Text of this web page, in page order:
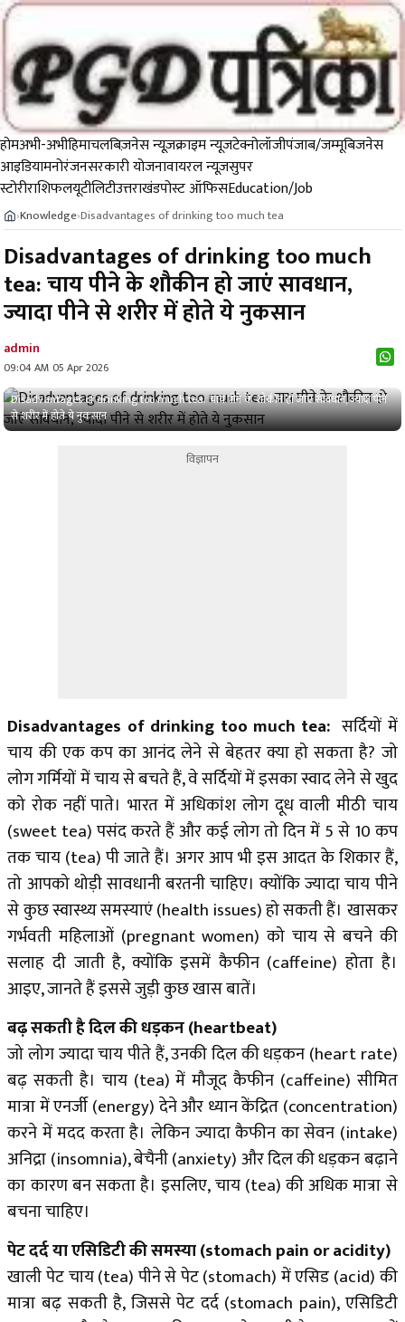
होमअभी-अभीहिमाचलबिज़नेस न्यूज़क्राइम न्यूजटेक्नोलॉजीपंजाब/जम्मूबिजनेस
आइडियामनोरंजनसरकारी योजनावायरल न्यूज़सुपर
स्टोरीराशिफलयूटीलिटीउत्तराखंडपोस्ट ऑफिसEducation/Job
›Knowledge›Disadvantages of drinking too much tea
Disadvantages of drinking too much
tea: चाय पीने के शौकीन हो जाएं सावधान,
ज्यादा पीने से शरीर में होते ये नुकसान
admin
09:04 AM 05 Apr 2026
Disadvantages of drinking too much tea: चाय पीने के शौकीन हो जाएं सावधान, ज्यादा पीने
से शरीर में होते ये नुकसान
विज्ञापन
Disadvantages of drinking too much tea: सर्दियों में
चाय की एक कप का आनंद लेने से बेहतर क्या हो सकता है? जो
लोग गर्मियों में चाय से बचते हैं, वे सर्दियों में इसका स्वाद लेने से खुद
को रोक नहीं पाते। भारत में अधिकांश लोग दूध वाली मीठी चाय
(sweet tea) पसंद करते हैं और कई लोग तो दिन में 5 से 10 कप
तक चाय (tea) पी जाते हैं। अगर आप भी इस आदत के शिकार हैं,
तो आपको थोड़ी सावधानी बरतनी चाहिए। क्योंकि ज्यादा चाय पीने
से कुछ स्वास्थ्य समस्याएं (health issues) हो सकती हैं। खासकर
गर्भवती महिलाओं (pregnant women) को चाय से बचने की
सलाह दी जाती है, क्योंकि इसमें कैफीन (caffeine) होता है।
आइए, जानते हैं इससे जुड़ी कुछ खास बातें।
बढ़ सकती है दिल की धड़कन (heartbeat)
जो लोग ज्यादा चाय पीते हैं, उनकी दिल की धड़कन (heart rate)
बढ़ सकती है। चाय (tea) में मौजूद कैफीन (caffeine) सीमित
मात्रा में एनर्जी (energy) देने और ध्यान केंद्रित (concentration)
करने में मदद करता है। लेकिन ज्यादा कैफीन का सेवन (intake)
अनिद्रा (insomnia), बेचैनी (anxiety) और दिल की धड़कन बढ़ाने
का कारण बन सकता है। इसलिए, चाय (tea) की अधिक मात्रा से
बचना चाहिए।
पेट दर्द या एसिडिटी की समस्या (stomach pain or acidity)
खाली पेट चाय (tea) पीने से पेट (stomach) में एसिड (acid) की
मात्रा बढ़ सकती है, जिससे पेट दर्द (stomach pain), एसिडिटी